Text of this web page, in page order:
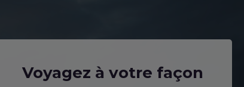
Voyagez à votre façon